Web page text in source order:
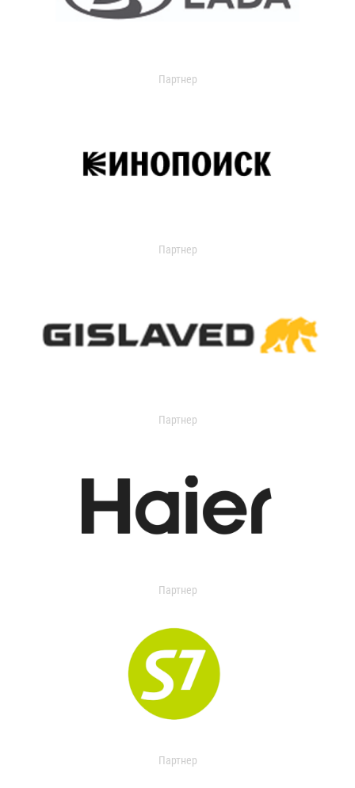
Партнер
Партнер
Партнер
Партнер
Партнер